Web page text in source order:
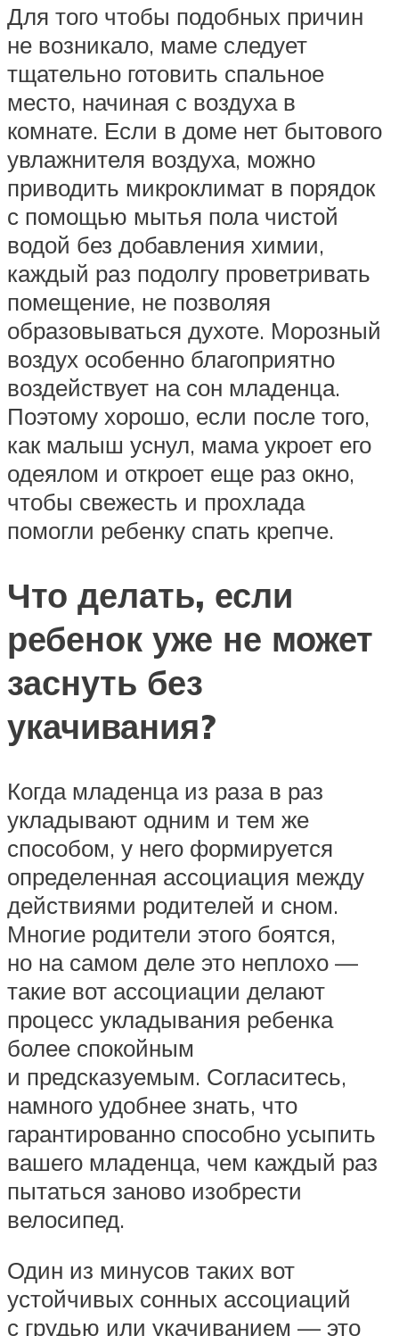
Для того чтобы подобных причин
не возникало, маме следует
тщательно готовить спальное
место, начиная с воздуха в
комнате. Если в доме нет бытового
увлажнителя воздуха, можно
приводить микроклимат в порядок
с помощью мытья пола чистой
водой без добавления химии,
каждый раз подолгу проветривать
помещение, не позволяя
образовываться духоте. Морозный
воздух особенно благоприятно
воздействует на сон младенца.
Поэтому хорошо, если после того,
как малыш уснул, мама укроет его
одеялом и откроет еще раз окно,
чтобы свежесть и прохлада
помогли ребенку спать крепче.
Что делать, если
ребенок уже не может
заснуть без
укачивания?
Когда младенца из раза в раз
укладывают одним и тем же
способом, у него формируется
определенная ассоциация между
действиями родителей и сном.
Многие родители этого боятся,
но на самом деле это неплохо —
такие вот ассоциации делают
процесс укладывания ребенка
более спокойным
и предсказуемым. Согласитесь,
намного удобнее знать, что
гарантированно способно усыпить
вашего младенца, чем каждый раз
пытаться заново изобрести
велосипед.
Один из минусов таких вот
устойчивых сонных ассоциаций
с грудью или укачиванием — это